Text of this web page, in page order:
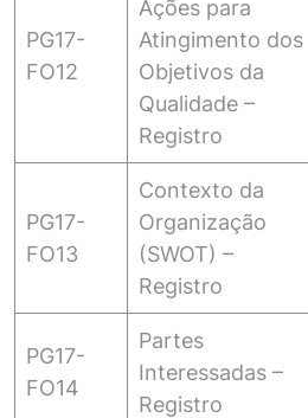
PG17-
FO12
Ações para
Atingimento dos
Objetivos da
Qualidade –
Registro
PG17-
FO13
Contexto da
Organização
(SWOT) –
Registro
PG17-
FO14
Partes
Interessadas –
Registro